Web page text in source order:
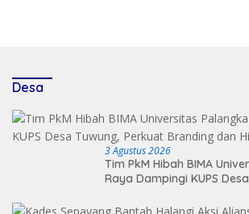
Desa
3 Agustus 2026
Tim PkM Hibah BIMA
Raya Dampingi KUPS